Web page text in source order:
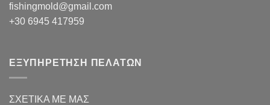
fishingmold@gmail.com
+30 6945 417959
ΕΞΥΠΗΡΕΤΗΣΗ ΠΕΛΑΤΩΝ
ΣΧΕΤΙΚΑ ΜΕ ΜΑΣ